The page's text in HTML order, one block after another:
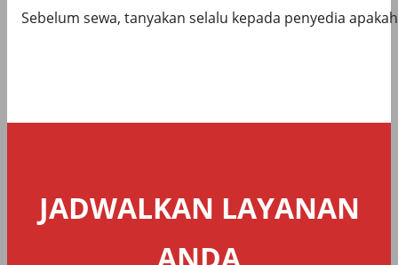
Sebelum sewa, tanyakan selalu kepada penyedia
JADWALKAN LAYANAN